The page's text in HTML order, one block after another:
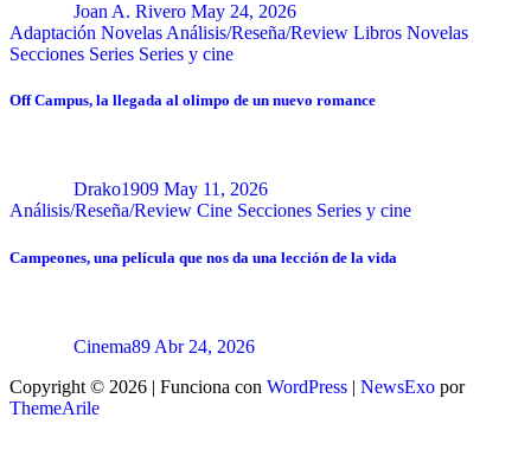
Joan A. Rivero May 24, 2026
Adaptación Novelas Análisis/Reseña/Review Libros Novelas
Secciones Series Series y cine
Off Campus, la llegada al olimpo de un nuevo romance
Drako1909 May 11, 2026
Análisis/Reseña/Review Cine Secciones Series y cine
Campeones, una película que nos da una lección de la vida
Cinema89 Abr 24, 2026
Copyright © 2026 | Funciona con WordPress | NewsExo por
ThemeArile